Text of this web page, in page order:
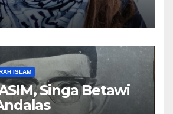
ISLAM
Singa Betawi